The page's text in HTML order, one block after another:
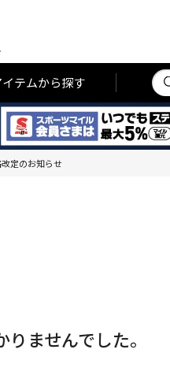
イテムから探す
定のお知らせ
ませんでした。